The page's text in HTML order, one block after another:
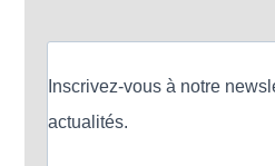
Inscrivez-vous à notre
actualités.